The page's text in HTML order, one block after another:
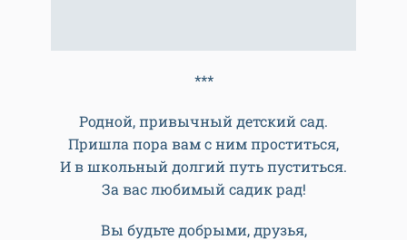
***
Родной, привычный детский сад.
Пришла пора вам с ним проститься,
И в школьный долгий путь пуститься.
За вас любимый садик рад!
Вы будьте добрыми, друзья,